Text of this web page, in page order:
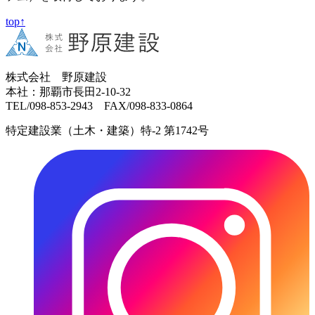
top↑
株式会社 野原建設
本社：那覇市長田2-10-32
TEL/098-853-2943 FAX/098-833-0864
特定建設業（土木・建築）特-2 第1742号